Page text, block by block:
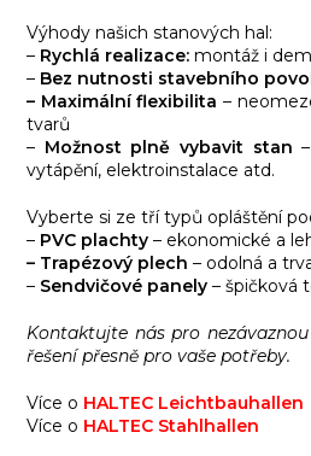
Výhody našich stanových hal:
– Rychlá realizace: montáž i
– Bez nutnosti stavebního
– Maximální flexibilita –
tvarů
– Možnost plně vybavit stan
vytápění, elektroinstalace atd.
Vyberte si ze tří typů opláštění
– PVC plachty – ekonomické a
– Trapézový plech – odolná a
– Sendvičové panely – špičková
Kontaktujte nás pro
řešení přesně pro vaše potřeby.
Více o HALTEC Leichtbauhallen
Více o HALTEC Stahlhallen